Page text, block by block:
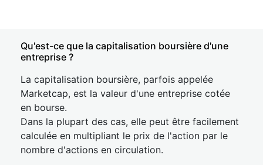
Qu'est-ce que la capitalisation boursière d'une
entreprise ?
La capitalisation boursière, parfois appelée
Marketcap, est la valeur d'une entreprise cotée
en bourse.
Dans la plupart des cas, elle peut être facilement
calculée en multipliant le prix de l'action par le
nombre d'actions en circulation.